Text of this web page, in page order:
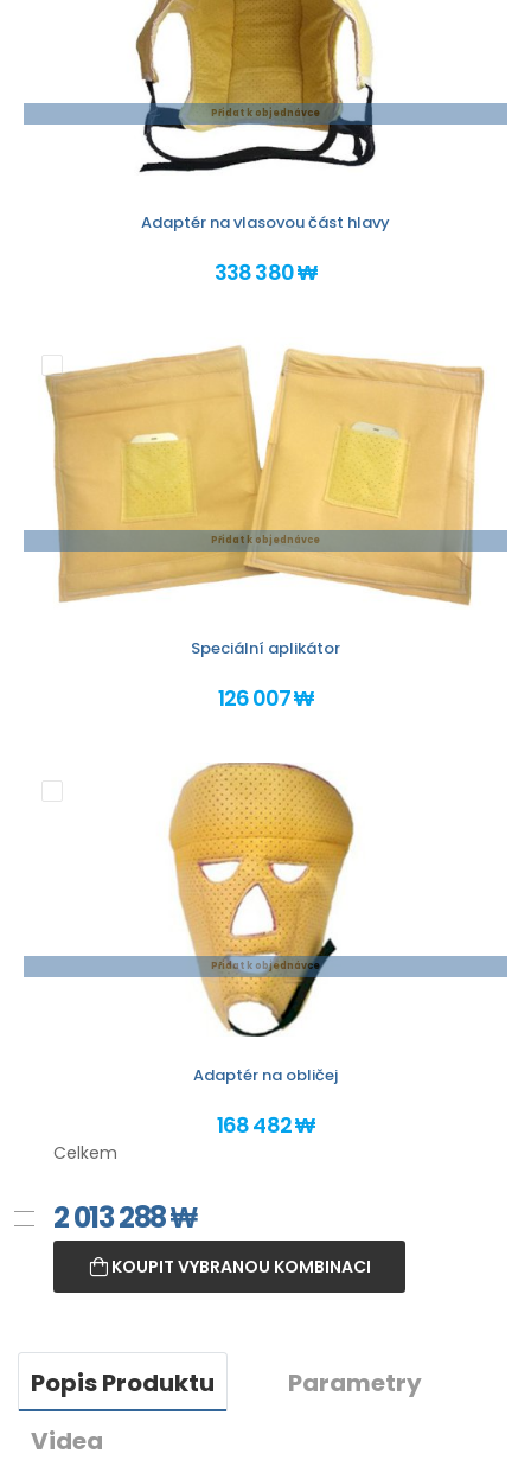
Přidat k objednávce
Adaptér na vlasovou část hlavy
338 380 ₩
Přidat k objednávce
Speciální aplikátor
126 007 ₩
Přidat k objednávce
Adaptér na obličej
168 482 ₩
Celkem
2 013 288₩
KOUPIT VYBRANOU KOMBINACI
Popis Produktu
Parametry
Videa